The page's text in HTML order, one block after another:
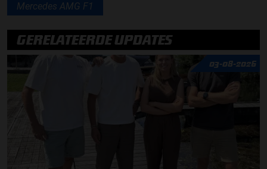
Mercedes AMG F1
GERELATEERDE UPDATES
03-08-2026